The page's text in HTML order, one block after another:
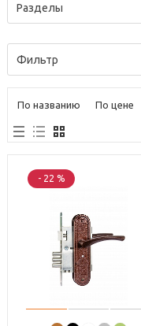
Разделы
Фильтр
По названию По цене
- 22 %